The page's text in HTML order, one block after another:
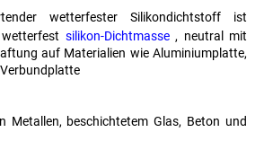
wetterfester Silikondichtstoff ist
silikon-Dichtmasse , neutral mit
auf Materialien wie Aluminiumplatte,
Metallen, beschichtetem Glas, Beton und